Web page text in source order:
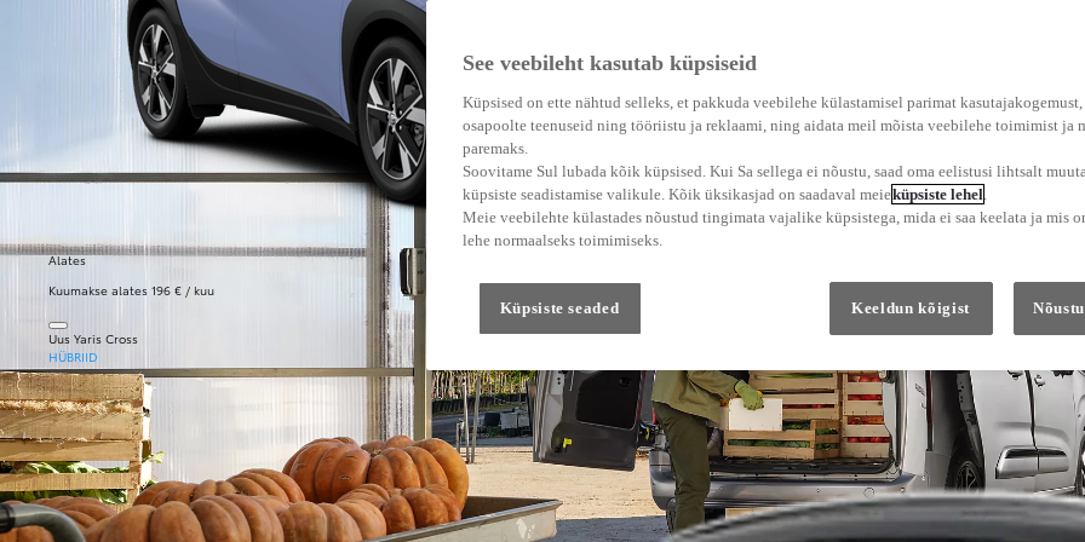
Alates
Kuumakse alates 196 € / kuu
Uus Yaris Cross
HÜBRIID
See veebileht kasutab küpsiseid
Küpsised on ette nähtud selleks, et pakkuda veebilehe külastamisel parimat
osapoolte teenuseid ning tööriistu ja reklaami, ning aidata meil mõista veebilehe toimimist ja
paremaks.
Soovitame Sul lubada kõik küpsised. Kui Sa sellega ei nõustu, saad oma eelistusi lihtsalt
küpsiste seadistamise valikule. Kõik üksikasjad on saadaval meieküpsiste lehel.
Meie veebilehte külastades nõustud tingimata vajalike küpsistega, mida ei saa keelata ja mis
lehe normaalseks toimimiseks.
Küpsiste seaded Keeldun kõigist